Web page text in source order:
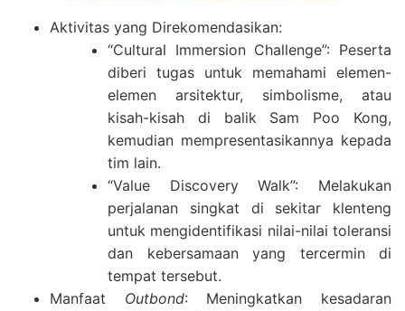
Aktivitas yang Direkomendasikan:
“Cultural Immersion Challenge”: Peserta
diberi tugas untuk memahami elemen-
elemen arsitektur, simbolisme, atau
kisah-kisah di balik Sam Poo Kong,
kemudian mempresentasikannya kepada
tim lain.
“Value Discovery Walk”: Melakukan
perjalanan singkat di sekitar klenteng
untuk mengidentifikasi nilai-nilai toleransi
dan kebersamaan yang tercermin di
tempat tersebut.
Manfaat Outbond: Meningkatkan kesadaran